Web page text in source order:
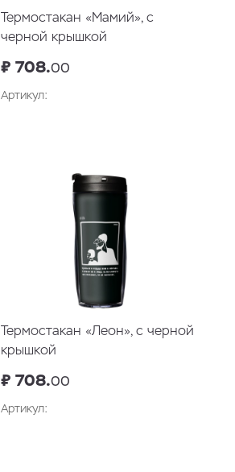
Термостакан «Мамий», с
черной крышкой
₽ 708.00
Артикул:
Термостакан «Леон», с черной
крышкой
₽ 708.00
Артикул: